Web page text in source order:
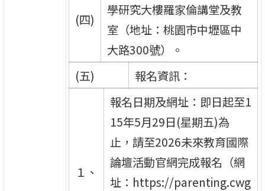
(四)
學研究大樓羅家倫講堂及教
室（地址：桃園市中壢區中
大路300號）。
(五)
報名資訊：
１、
報名日期及網址：即日起至1
15年5月29日(星期五)為
止，請至2026未來教育國際
論壇活動官網完成報名（網
址：https://parenting.cwg